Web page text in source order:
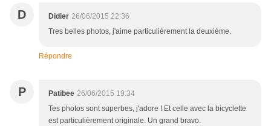
D Didier 26/06/2015 22:36
Tres belles photos, j'aime particulièrement la deuxième.
Répondre
P Patibee 26/06/2015 19:34
Tes photos sont superbes, j'adore ! Et celle avec la bicyclette
est particulièrement originale. Un grand bravo.